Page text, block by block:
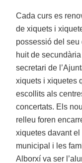
Cada curs es
de xiquets i
possessió del seu
huit de
secretari de
xiquets i xiquetes
escollits als
concertats. Els
relleu foren
xiquetes davant
municipal i les
Alborxí va ser